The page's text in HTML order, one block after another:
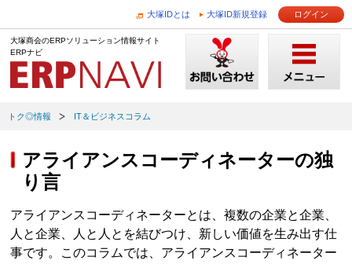
大塚IDとは 大塚ID新規登録 ログイン
大塚商会のERPソリューション情報サイト
ERPナビ
トク◎情報 IT＆ビジネスコラム
アライアンスコーディネーターの独
り言
アライアンスコーディネーターとは、複数の企業と企業、
人と企業、人と人とを結びつけ、新しい価値を生み出す仕
事です。このコラムでは、アライアンスコーディネーター